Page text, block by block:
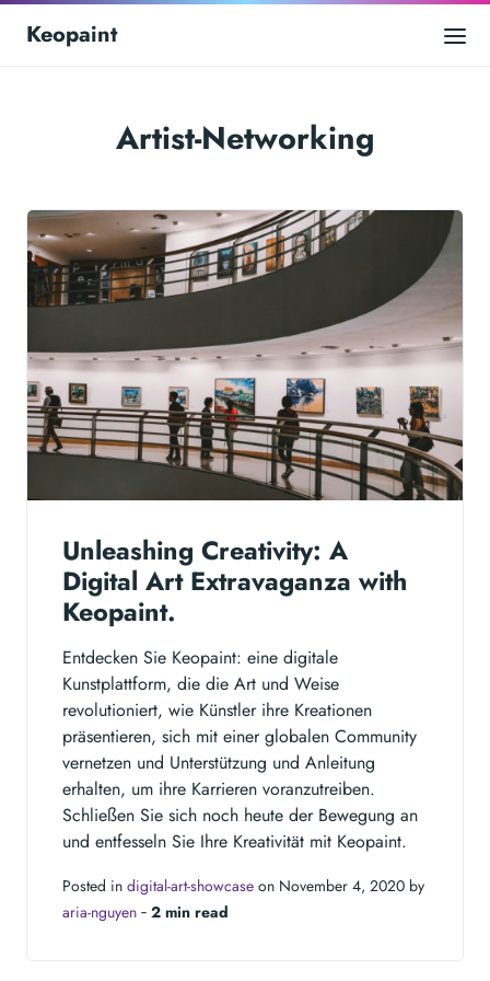
Keopaint
Artist-Networking
Unleashing Creativity: A
Digital Art Extravaganza with
Keopaint.
Entdecken Sie Keopaint: eine digitale
Kunstplattform, die die Art und Weise
revolutioniert, wie Künstler ihre Kreationen
präsentieren, sich mit einer globalen Community
vernetzen und Unterstützung und Anleitung
erhalten, um ihre Karrieren voranzutreiben.
Schließen Sie sich noch heute der Bewegung an
und entfesseln Sie Ihre Kreativität mit Keopaint.
Posted in digital-art-showcase on November 4, 2020 by
aria-nguyen ‐ 2 min read